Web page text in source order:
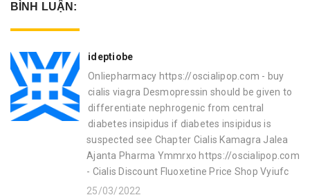
BÌNH LUẬN:
ideptiobe
Onliepharmacy https://oscialipop.com - buy
cialis viagra Desmopressin should be given to
differentiate nephrogenic from central
diabetes insipidus if diabetes insipidus is
suspected see Chapter Cialis Kamagra Jalea
Ajanta Pharma Ymmrxo https://oscialipop.com
- Cialis Discount Fluoxetine Price Shop Vyiufc
25/03/2022